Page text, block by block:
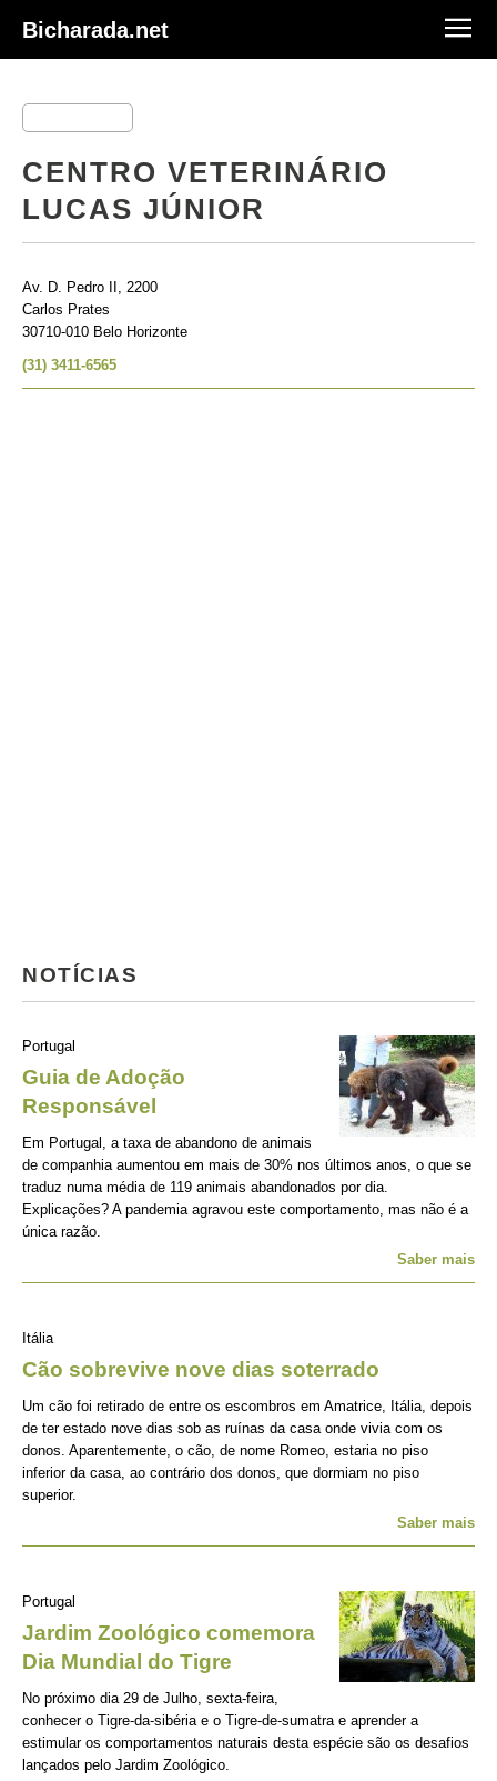
Bicharada.net
CENTRO VETERINÁRIO
LUCAS JÚNIOR
Av. D. Pedro II, 2200
Carlos Prates
30710-010 Belo Horizonte
(31) 3411-6565
NOTÍCIAS
Portugal
Guia de Adoção
Responsável
Em Portugal, a taxa de abandono de animais
de companhia aumentou em mais de 30% nos últimos anos, o que se
traduz numa média de 119 animais abandonados por dia.
Explicações? A pandemia agravou este comportamento, mas não é a
única razão.
Saber mais
Itália
Cão sobrevive nove dias soterrado
Um cão foi retirado de entre os escombros em Amatrice, Itália, depois
de ter estado nove dias sob as ruínas da casa onde vivia com os
donos. Aparentemente, o cão, de nome Romeo, estaria no piso
inferior da casa, ao contrário dos donos, que dormiam no piso
superior.
Saber mais
Portugal
Jardim Zoológico comemora
Dia Mundial do Tigre
No próximo dia 29 de Julho, sexta-feira,
conhecer o Tigre-da-sibéria e o Tigre-de-sumatra e aprender a
estimular os comportamentos naturais desta espécie são os desafios
lançados pelo Jardim Zoológico.